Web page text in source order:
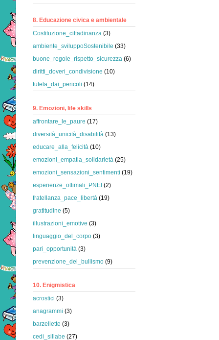
8. Educazione civica e ambientale
Costituzione_cittadinanza (3)
ambiente_sviluppoSostenibile (33)
buone_regole_rispetto_sicurezza (6)
diritti_doveri_condivisione (10)
tutela_dai_pericoli (14)
9. Emozioni, life skills
affrontare_le_paure (17)
diversità_unicità_disabilità (13)
educare_alla_felicità (10)
emozioni_empatia_solidarietà (25)
emozioni_sensazioni_sentimenti (19)
esperienze_ottimali_PNEI (2)
fratellanza_pace_libertà (19)
gratitudine (5)
illustrazioni_emotive (3)
linguaggio_del_corpo (3)
pari_opportunità (3)
prevenzione_del_bullismo (9)
10. Enigmistica
acrostici (3)
anagrammi (3)
barzellette (3)
cedi_sillabe (27)